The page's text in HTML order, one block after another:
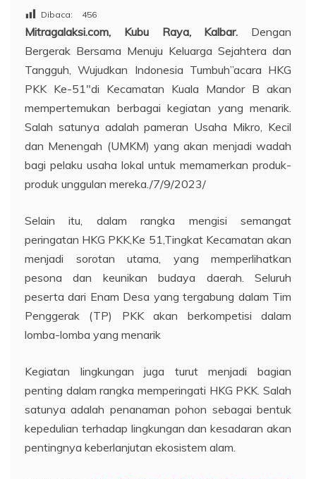
Dibaca: 456
Mitragalaksi.com, Kubu Raya, Kalbar. Dengan
Bergerak Bersama Menuju Keluarga Sejahtera dan
Tangguh, Wujudkan Indonesia Tumbuh”acara HKG
PKK Ke-51″di Kecamatan Kuala Mandor B akan
mempertemukan berbagai kegiatan yang menarik.
Salah satunya adalah pameran Usaha Mikro, Kecil
dan Menengah (UMKM) yang akan menjadi wadah
bagi pelaku usaha lokal untuk memamerkan produk-
produk unggulan mereka./7/9/2023/
Selain itu, dalam rangka mengisi semangat
peringatan HKG PKK,Ke 51,Tingkat Kecamatan akan
menjadi sorotan utama, yang memperlihatkan
pesona dan keunikan budaya daerah. Seluruh
peserta dari Enam Desa yang tergabung dalam Tim
Penggerak (TP) PKK akan berkompetisi dalam
lomba-lomba yang menarik
Kegiatan lingkungan juga turut menjadi bagian
penting dalam rangka memperingati HKG PKK. Salah
satunya adalah penanaman pohon sebagai bentuk
kepedulian terhadap lingkungan dan kesadaran akan
pentingnya keberlanjutan ekosistem alam.